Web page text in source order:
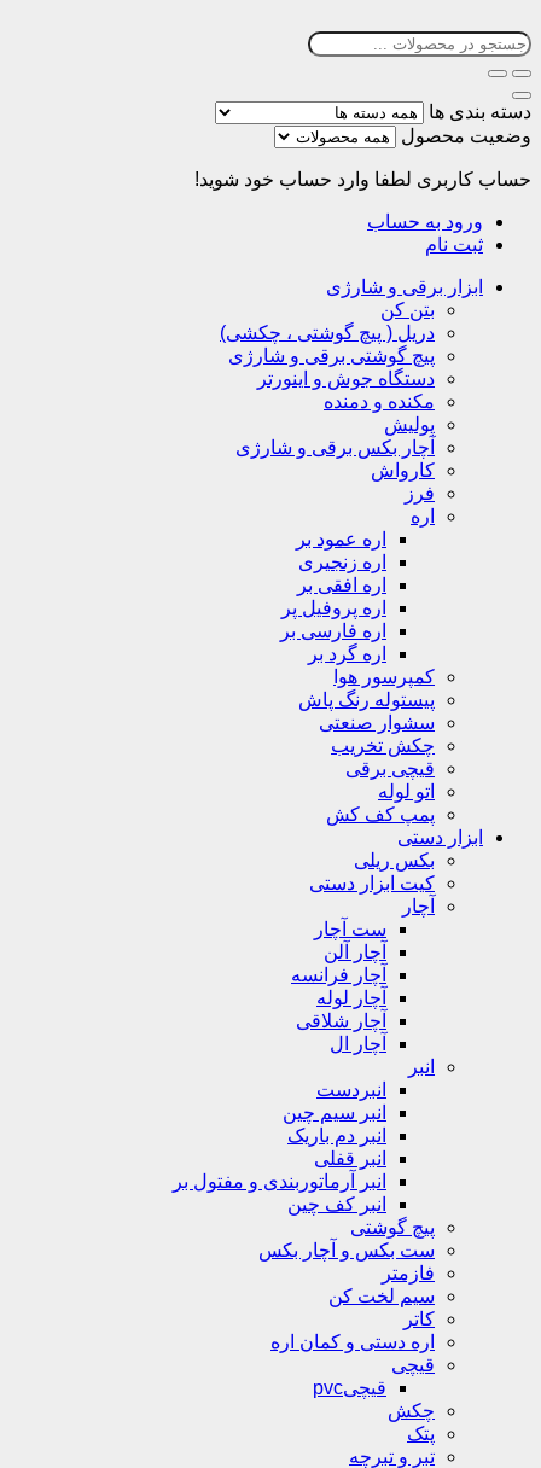
دسته بندی ها
وضعیت محصول
حساب کاربری لطفا وارد حساب خود شوید!
ورود به حساب
ثبت نام
ابزار برقی و شارژی
بتن کن
دریل ( پیچ گوشتی ، چکشی)
پیچ گوشتی برقی و شارژی
دستگاه جوش و اینورتر
مکنده و دمنده
پولیش
آچار بکس برقی و شارژی
کارواش
فرز
اره
اره عمود بر
اره زنجیری
اره افقی بر
اره پروفیل پر
اره فارسی بر
اره گرد بر
کمپرسور هوا
پیستوله رنگ پاش
سشوار صنعتی
چکش تخریب
قیچی برقی
اتو لوله
پمپ کف کش
ابزار دستی
بکس ریلی
کیت ابزار دستی
آچار
ست آچار
آچار آلن
آچار فرانسه
آچار لوله
آچار شلاقی
آچار ال
انبر
انبردست
انبر سیم چین
انبر دم باریک
انبر قفلی
انبر آرماتوربندی و مفتول بر
انبر کف چین
پیچ گوشتی
ست بکس و آچار بکس
فازمتر
سیم لخت کن
کاتر
اره دستی و کمان اره
قیچی
قیچیpvc
چکش
پتک
تبر و تبرچه